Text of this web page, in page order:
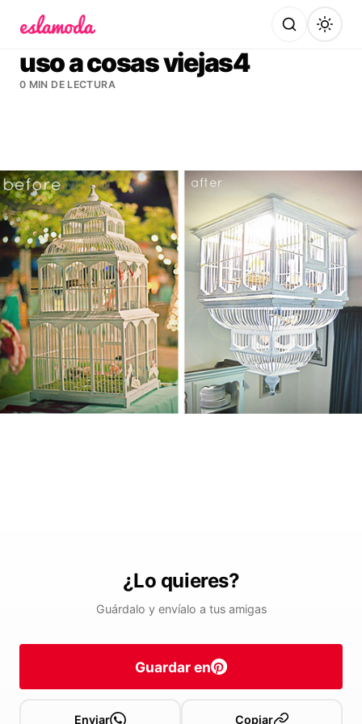
uso a cosas viejas4
0 MIN DE LECTURA
¿Lo quieres?
Guárdalo y envíalo a tus amigas
Guardar en
Enviar Copiar